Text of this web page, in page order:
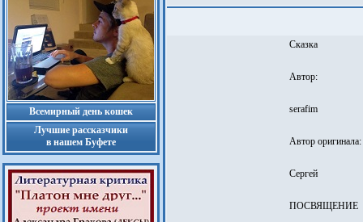
Всемирный день кошек
Лучшие рассказчики
в нашем Буфете
Сказка
Автор:
serafim
Автор оригинала:
Сергей
ПОСВЯЩЕНИЕ